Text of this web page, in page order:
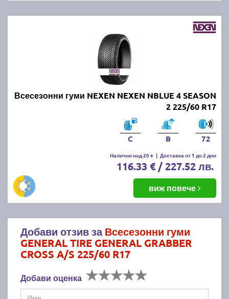
Всесезонни гуми NEXEN NEXEN NBLUE 4 SEASON
2 225/60 R17
C B 72
Налични над 20 + | Доставка от 1 до 2 дни
116.33 € / 227.52 лв.
виж повече
Добави отзив заВсесезонни гуми
GENERAL TIRE GENERAL GRABBER
CROSS A/S 225/60 R17
Добави оценка